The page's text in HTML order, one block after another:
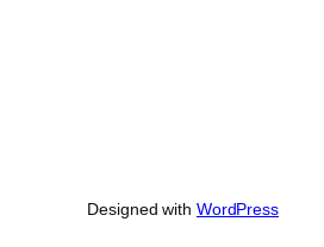
Designed with WordPress